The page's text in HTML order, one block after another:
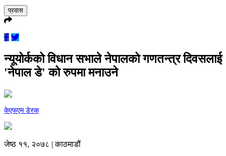
प्रवास
न्यूयोर्कको विधान सभाले नेपालको गणतन्त्र दिवसलाई
'नेपाल डे' को रुपमा मनाउने
केएफएम डेस्क
जेष्ठ ११, २०७८ | काठमाडौं